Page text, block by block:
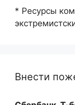
* Ресурсы
Внести